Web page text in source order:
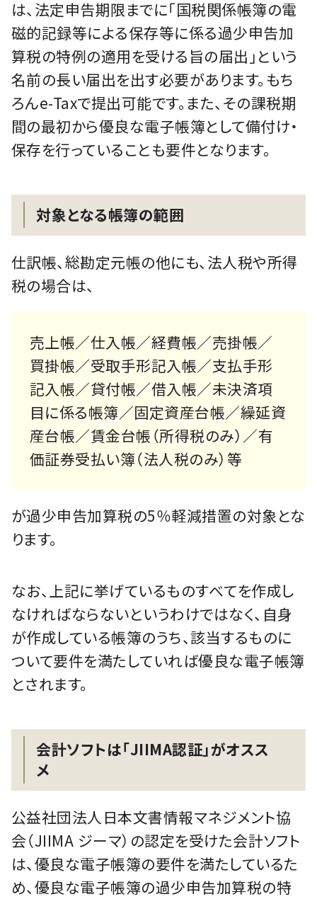
は、法定申告期限までに「国税関係帳簿の電
磁的記録等による保存等に係る過少申告加
算税の特例の適用を受ける旨の届出」という
名前の長い届出を出す必要があります。もち
ろんe-Taxで提出可能です。また、その課税期
間の最初から優良な電子帳簿として備付け・
保存を行っていることも要件となります。
対象となる帳簿の範囲
仕訳帳、総勘定元帳の他にも、法人税や所得
税の場合は、
売上帳／仕入帳／経費帳／売掛帳／
買掛帳／受取手形記入帳／支払手形
記入帳／貸付帳／借入帳／未決済項
目に係る帳簿／固定資産台帳／繰延資
産台帳／賃金台帳（所得税のみ）／有
価証券受払い簿（法人税のみ）等
が過少申告加算税の5％軽減措置の対象とな
ります。
なお、上記に挙げているものすべてを作成し
なければならないというわけではなく、自身
が作成している帳簿のうち、該当するものに
ついて要件を満たしていれば優良な電子帳簿
とされます。
会計ソフトは「JIIMA認証」がオスス
メ
公益社団法人日本文書情報マネジメント協
会（JIIMA ジーマ）の認定を受けた会計ソフト
は、優良な電子帳簿の要件を満たしているた
め、優良な電子帳簿の過少申告加算税の特